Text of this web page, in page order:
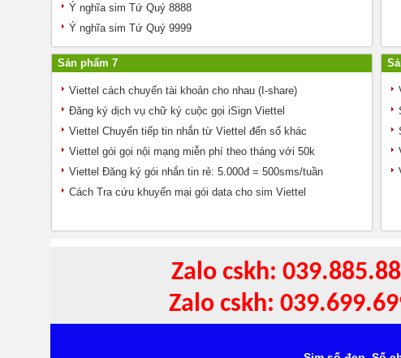
Ý nghĩa sim Tứ Quý 8888
Ý nghĩa sim Tứ Quý 9999
Sản phẩm 7
Viettel cách chuyển tài khoản cho nhau (I-share)
Đăng ký dịch vụ chữ ký cuộc gọi iSign Viettel
Viettel Chuyển tiếp tin nhắn từ Viettel đến số khác
Viettel gói gọi nội mạng miễn phí theo tháng với 50k
Viettel Đăng ký gói nhắn tin rẻ: 5.000đ = 500sms/tuần
Cách Tra cứu khuyến mại gói data cho sim Viettel
Zalo cskh:
Zalo cskh: